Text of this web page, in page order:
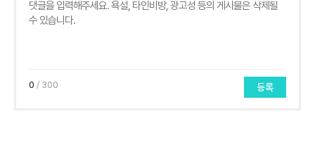
0 / 300 등록